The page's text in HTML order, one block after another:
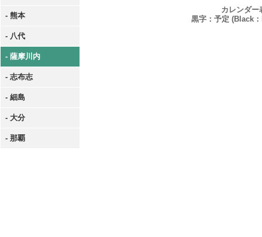
- 熊本
- 八代
- 薩摩川内
- 志布志
- 細島
- 大分
- 那覇
カレンダー
黒字：予定 (Black